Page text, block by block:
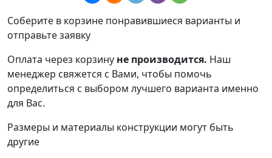
Соберите в корзине понравившиеся варианты и
отправьте заявку
Оплата через корзину не производится. Наш
менеджер свяжется с Вами, чтобы помочь
определиться с выбором лучшего варианта именно
для Вас.
Размеры и материалы конструкции могут быть
другие